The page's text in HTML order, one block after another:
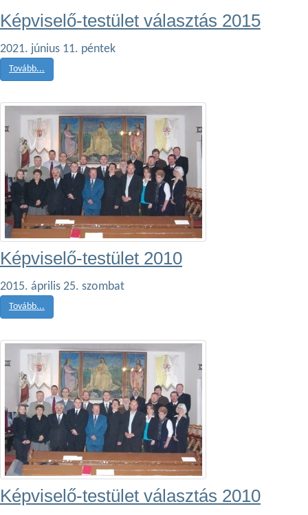
Képviselő-testület választás 2015
2021. június 11. péntek
Tovább...
Képviselő-testület 2010
2015. április 25. szombat
Tovább...
Képviselő-testület választás 2010